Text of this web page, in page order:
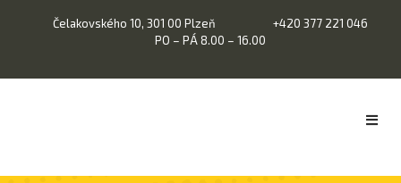
Čelakovského 10, 301 00 Plzeň
+420 377 221 046
PO – PÁ 8.00 – 16.00